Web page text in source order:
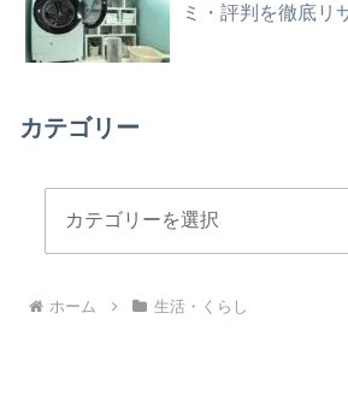
ミ・評判を徹底リ
カテゴリー
ホーム 生活・くらし